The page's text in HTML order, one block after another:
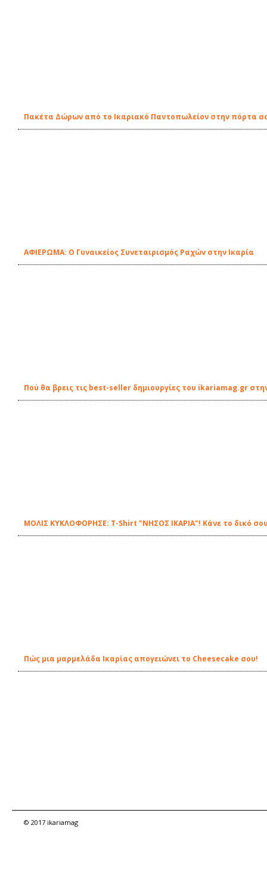
Πακέτα Δώρων από το Ικαριακό Παντοπωλείον στην πόρτα
ΑΦΙΕΡΩΜΑ: Ο Γυναικείος Συνεταιρισμός Ραχών στην Ικαρία
Πού θα βρεις τις best-seller δημιουργίες του ikariamag.gr
ΜΟΛΙΣ ΚΥΚΛΟΦΟΡΗΣΕ: Τ-Shirt "ΝΗΣΟΣ ΙΚΑΡΙΑ"! Κάνε το δικό
Πώς μια μαρμελάδα Ικαρίας απογειώνει το Cheesecake σου!
© 2017 ikariamag